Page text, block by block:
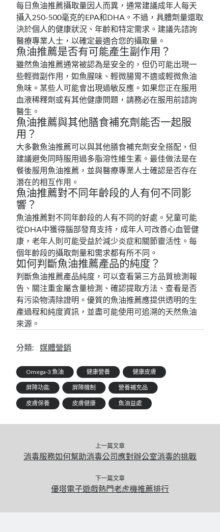
每日魚油推薦攝取量因人而異，通常建議成年人每天
攝入250-500毫克的EPA和DHA。不過，具體劑量還取
決於個人的健康狀況、年齡和特定需求。建議先諮詢
醫療專業人士，以確定最適合您的攝取量。
魚油推薦是否有可能產生副作用？
雖然魚油推薦通常被認為是安全的，但仍可能出現一
些輕微副作用，如魚腥味、輕微腸胃不適或輕微魚油
魚味。某些人可能會出現過敏反應。如果您正在服用
血液稀釋劑或有其他健康問題，請務必在服用前諮詢
醫生。
魚油推薦與其他膳食補充劑能否一起服
用？
大多數魚油推薦可以與其他膳食補充劑安全搭配，但
建議避免同時服用過多脂溶性維生素。最佳做法是在
餐後服用魚油推薦，並與醫療專業人士確認是否存在
潛在的相互作用。
魚油推薦對不同年齡段的人有何不同影
響？
魚油推薦對不同年齡段的人有不同的好處。兒童可能
從DHA中獲得腦部發育支持，成年人可改善心血管健
康，老年人則可能受益於減少炎症和關節靈活性。每
個年齡段的攝取劑量和需求都有所不同。
如何判斷魚油推薦產品的純度？
判斷魚油推薦產品純度，可以查看第三方品質檢測報
告、關注重金屬含量檢測、確認提取方法、查看是否
有污染物清除證明。優質的魚油推薦應提供透明的生
產過程和純度資訊，並盡可能使用可追溯的天然魚油
來源。
分類: 媒體營銷
Omega-3 魚油 健康營養 健康皮膚
屏障功能 屏障機制 營養補充品
皮膚保養 皮膚健康 魚油益處
上一篇文章
消毒服務如何幫助消毒公司應對辦公室消毒的挑戰
下一篇文章
優塔電子遊戲熱門老虎機推薦排行